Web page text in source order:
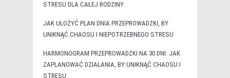
STRESU DLA CAŁEJ RODZINY
JAK UŁOŻYĆ PLAN DNIA PRZEPROWADZKI, BY
UNIKNĄĆ CHAOSU I NIEPOTRZEBNEGO STRESU
HARMONOGRAM PRZEPROWADZKI NA 30 DNI: JAK
ZAPLANOWAĆ DZIAŁANIA, BY UNIKNĄĆ CHAOSU I
STRESU